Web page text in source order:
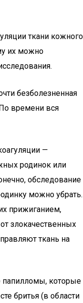
ткани кожного
их можно
безболезненная
По времени вся
—
родинок или
обследование
можно убрать.
прижиганием,
злокачественных
ткань на
папилломы, которые
бритья (в области